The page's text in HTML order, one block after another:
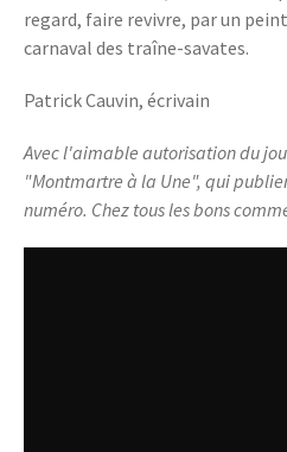
regard, faire revivre, par un
carnaval des traîne-savates.
Patrick Cauvin, écrivain
Avec l'aimable autorisation du
"Montmartre à la Une", qui
numéro. Chez tous les bons